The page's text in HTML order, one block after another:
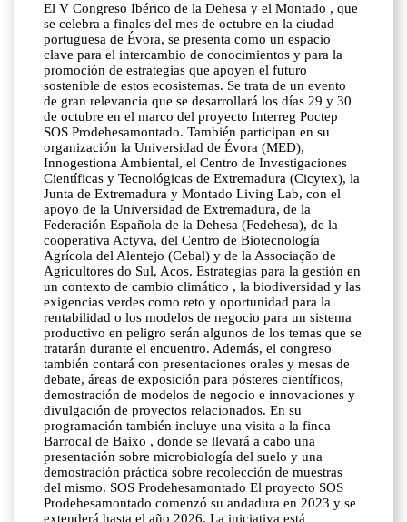
El V Congreso Ibérico de la Dehesa y el Montado , que
se celebra a finales del mes de octubre en la ciudad
portuguesa de Évora, se presenta como un espacio
clave para el intercambio de conocimientos y para la
promoción de estrategias que apoyen el futuro
sostenible de estos ecosistemas. Se trata de un evento
de gran relevancia que se desarrollará los días 29 y 30
de octubre en el marco del proyecto Interreg Poctep
SOS Prodehesamontado. También participan en su
organización la Universidad de Évora (MED),
Innogestiona Ambiental, el Centro de Investigaciones
Científicas y Tecnológicas de Extremadura (Cicytex), la
Junta de Extremadura y Montado Living Lab, con el
apoyo de la Universidad de Extremadura, de la
Federación Española de la Dehesa (Fedehesa), de la
cooperativa Actyva, del Centro de Biotecnología
Agrícola del Alentejo (Cebal) y de la Associação de
Agricultores do Sul, Acos. Estrategias para la gestión en
un contexto de cambio climático , la biodiversidad y las
exigencias verdes como reto y oportunidad para la
rentabilidad o los modelos de negocio para un sistema
productivo en peligro serán algunos de los temas que se
tratarán durante el encuentro. Además, el congreso
también contará con presentaciones orales y mesas de
debate, áreas de exposición para pósteres científicos,
demostración de modelos de negocio e innovaciones y
divulgación de proyectos relacionados. En su
programación también incluye una visita a la finca
Barrocal de Baixo , donde se llevará a cabo una
presentación sobre microbiología del suelo y una
demostración práctica sobre recolección de muestras
del mismo. SOS Prodehesamontado El proyecto SOS
Prodehesamontado comenzó su andadura en 2023 y se
extenderá hasta el año 2026. La iniciativa está